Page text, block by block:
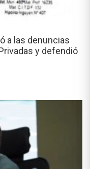
a las denuncias
y defendió